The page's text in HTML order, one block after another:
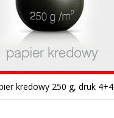
kredowy 250 g, druk 4+4